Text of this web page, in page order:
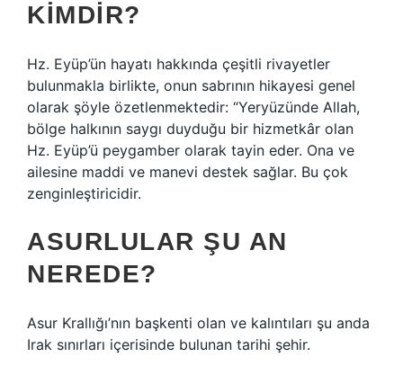
KIMDIR?
Hz. Eyüp’ün hayatı hakkında çeşitli rivayetler
bulunmakla birlikte, onun sabrının hikayesi genel
olarak şöyle özetlenmektedir: “Yeryüzünde Allah,
bölge halkının saygı duyduğu bir hizmetkâr olan
Hz. Eyüp’ü peygamber olarak tayin eder. Ona ve
ailesine maddi ve manevi destek sağlar. Bu çok
zenginleştiricidir.
ASURLULAR ŞU AN
NEREDE?
Asur Krallığı’nın başkenti olan ve kalıntıları şu anda
Irak sınırları içerisinde bulunan tarihi şehir.